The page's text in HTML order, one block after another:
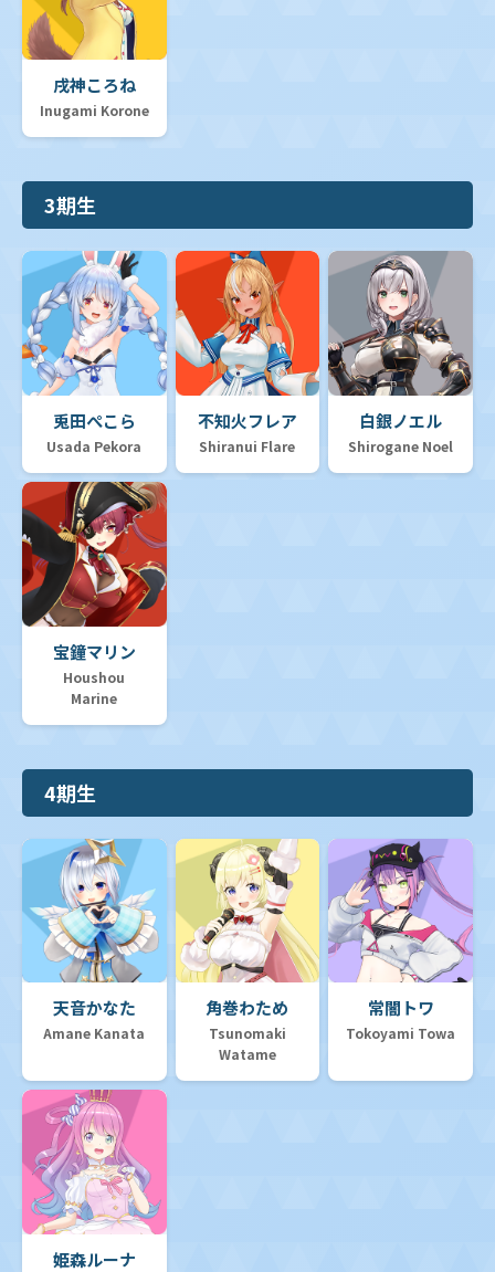
戌神ころね
Inugami Korone
3期生
兎田ぺこら
Usada Pekora
不知火フレア
Shiranui Flare
白銀ノエル
Shirogane Noel
宝鐘マリン
Houshou
Marine
4期生
天音かなた
Amane Kanata
角巻わため
Tsunomaki
Watame
常闇トワ
Tokoyami Towa
姫森ルーナ